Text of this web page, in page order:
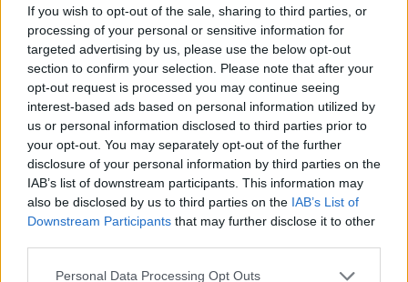
If you wish to opt-out of the sale, sharing to third parties, or
processing of your personal or sensitive information for
targeted advertising by us, please use the below opt-out
section to confirm your selection. Please note that after your
opt-out request is processed you may continue seeing
interest-based ads based on personal information utilized by
us or personal information disclosed to third parties prior to
your opt-out. You may separately opt-out of the further
disclosure of your personal information by third parties on the
IAB’s list of downstream participants. This information may
also be disclosed by us to third parties on the IAB’s List of
Downstream Participants that may further disclose it to other
Personal Data Processing Opt Outs
Τελευταία Νέα
9 πράγματα που δεν πρέπει να
λέτε σε έναν επισκέπτη
27 Φεβρουαρίου 2026
Πάνω από 100 μωρά έχουν
γεννηθεί μέσω εξωσωματικής, με
την υποστήριξη της Be-Live
27 Φεβρουαρίου 2026